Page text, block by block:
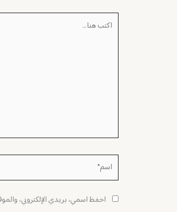
اكتب
اسم*
احفظ اسمي، بريدي الإلكتروني،